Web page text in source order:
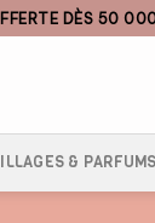
DÈS 50
& PARFUMS